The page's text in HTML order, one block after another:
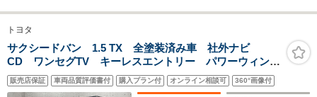
トヨタ
サクシードバン 1.5 TX 全塗装済み車 社外ナビ
CD ワンセグTV キーレスエントリー パワーウィンド
ウ オートライト
販売店保証 車両品質評価書付 購入プラン付 オンライン相談可 360°画像付